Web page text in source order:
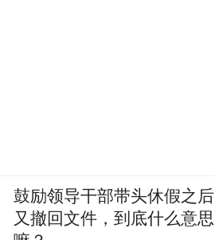
鼓励领导干部带头休假之后
又撤回文件，到底什么意思